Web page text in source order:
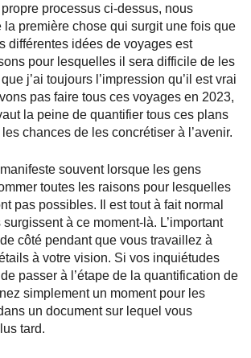
processus ci-dessus, nous
la première chose qui surgit une fois que
différentes idées de voyages est
pour lesquelles il sera difficile de les
j’ai toujours l’impression qu’il est vrai
pas faire tous ces voyages en 2023,
la peine de quantifier tous ces plans
chances de les concrétiser à l’avenir.
souvent lorsque les gens
toutes les raisons pour lesquelles
pas possibles. Il est tout à fait normal
à ce moment-là. L’important
côté pendant que vous travaillez à
à votre vision. Si vos inquiétudes
passer à l’étape de la quantification de
simplement un moment pour les
un document sur lequel vous
tard.